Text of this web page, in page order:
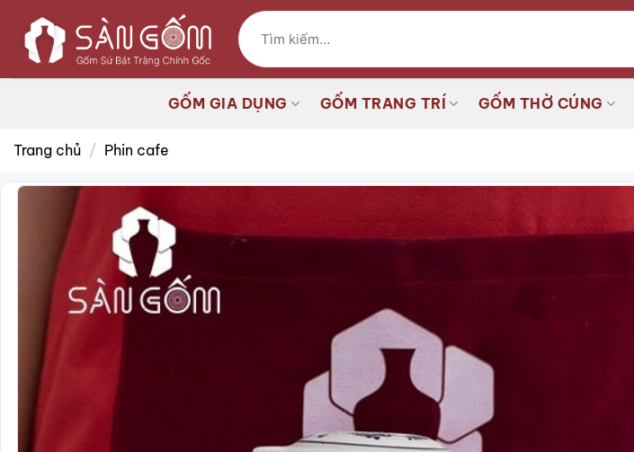
qua
dung
Tìm
kiếm:
GỐM GIA DỤNG GỐM TRANG TRÍ GỐM THỜ CÚNG
Trang chủ / Phin cafe